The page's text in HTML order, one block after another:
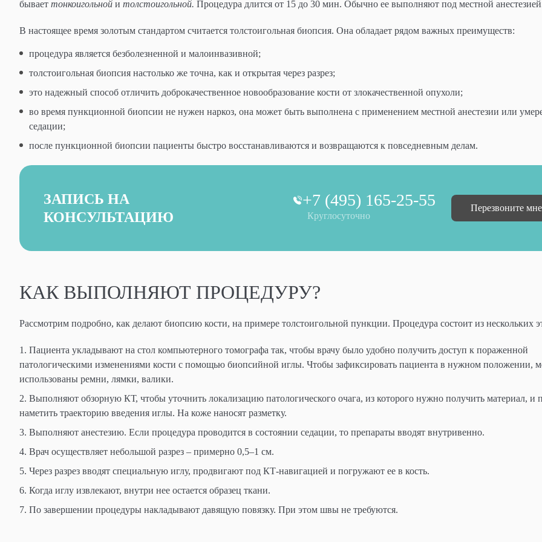
бывает тонкоигольной и толстоигольной. Процедура длится от 15 до 30 мин. Обычно ее выполняют под местной
В настоящее время золотым стандартом считается толстоигольная биопсия. Она обладает рядом важных преимуществ:
процедура является безболезненной и малоинвазивной;
толстоигольная биопсия настолько же точна, как и открытая через разрез;
это надежный способ отличить доброкачественное новообразование кости от злокачественной опухоли;
во время пункционной биопсии не нужен наркоз, она может быть выполнена с применением местной анестезии или
седации;
после пункционной биопсии пациенты быстро восстанавливаются и возвращаются к повседневным делам.
ЗАПИСЬ НА
КОНСУЛЬТАЦИЮ
Круглосуточно
+7 (495) 165-25-55 Перезвоните мне
КАК ВЫПОЛНЯЮТ ПРОЦЕДУРУ?
Рассмотрим подробно, как делают биопсию кости, на примере толстоигольной пункции. Процедура состоит из нескольких
Пациента укладывают на стол компьютерного томографа так, чтобы врачу было удобно получить доступ к пораженной
патологическими изменениями кости с помощью биопсийной иглы. Чтобы зафиксировать пациента в нужном положении,
использованы ремни, лямки, валики.
Выполняют обзорную КТ, чтобы уточнить локализацию патологического очага, из которого нужно получить материал, и
наметить траекторию введения иглы. На коже наносят разметку.
Выполняют анестезию. Если процедура проводится в состоянии седации, то препараты вводят внутривенно.
Врач осуществляет небольшой разрез – примерно 0,5–1 см.
Через разрез вводят специальную иглу, продвигают под КТ-навигацией и погружают ее в кость.
Когда иглу извлекают, внутри нее остается образец ткани.
По завершении процедуры накладывают давящую повязку. При этом швы не требуются.